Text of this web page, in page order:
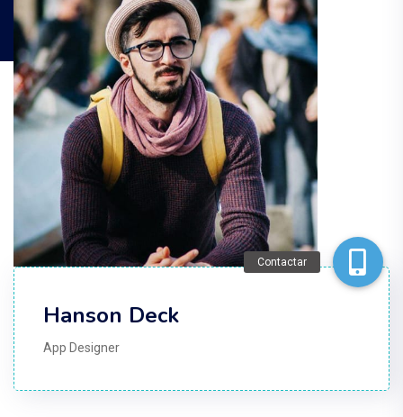
Hanson Deck
App Designer
Contactar